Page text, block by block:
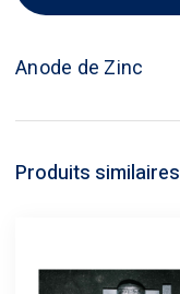
Anode de Zinc
Produits similaires